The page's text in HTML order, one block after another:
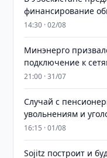
финансирование
14:30 · 02/08
Минэнерго
подключение к
21:00 · 31/07
Случай с
увольнениям и
16:15 · 01/08
Sojitz построит и